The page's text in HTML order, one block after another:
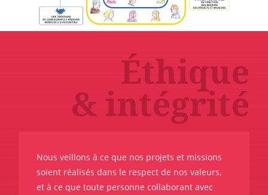
Éthique
& intégrité
Nous veillons à ce que nos projets et missions
soient réalisés dans le respect de nos valeurs,
et à ce que toute personne collaborant avec